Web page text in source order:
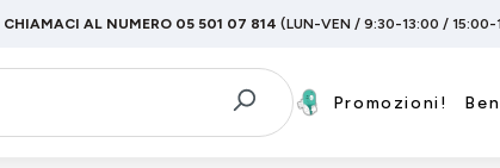
CHIAMACI AL NUMERO 05 501 07 814 (LUN-VEN / 9:30-13:00 / 15:00-
Promozioni!